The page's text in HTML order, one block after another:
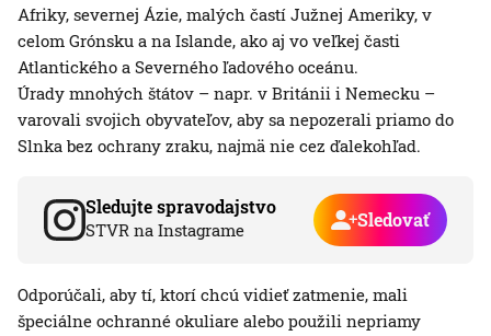
Afriky, severnej Ázie, malých častí Južnej Ameriky, v
celom Grónsku a na Islande, ako aj vo veľkej časti
Atlantického a Severného ľadového oceánu.
Úrady mnohých štátov – napr. v Británii i Nemecku –
varovali svojich obyvateľov, aby sa nepozerali priamo do
Slnka bez ochrany zraku, najmä nie cez ďalekohľad.
Sledujte spravodajstvo
STVR na Instagrame Sledovať
Odporúčali, aby tí, ktorí chcú vidieť zatmenie, mali
špeciálne ochranné okuliare alebo použili nepriamy